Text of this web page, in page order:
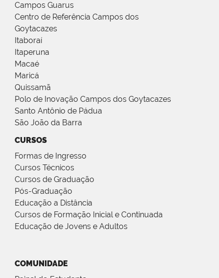
Campos Guarus
Centro de Referência Campos dos
Goytacazes
Itaboraí
Itaperuna
Macaé
Maricá
Quissamã
Polo de Inovação Campos dos Goytacazes
Santo Antônio de Pádua
São João da Barra
CURSOS
Formas de Ingresso
Cursos Técnicos
Cursos de Graduação
Pós-Graduação
Educação a Distância
Cursos de Formação Inicial e Continuada
Educação de Jovens e Adultos
COMUNIDADE